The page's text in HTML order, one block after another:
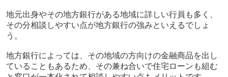
地元出身やその地方銀行がある地域に詳しい行員も多く、
その分相談しやすい点が地方銀行の強みといえるでしょ
う。
地方銀行によっては、その地域の方向けの金融商品を出し
ていることもあるため、その兼ね合いで住宅ローンも組む